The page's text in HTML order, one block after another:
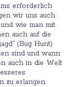
erforderlich
wir uns auch
wie man mit
auch auf die
(Bug Hunt)
sind und wann
auch in die Welt
zu erlangen.